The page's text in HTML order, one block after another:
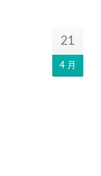
21
4 月